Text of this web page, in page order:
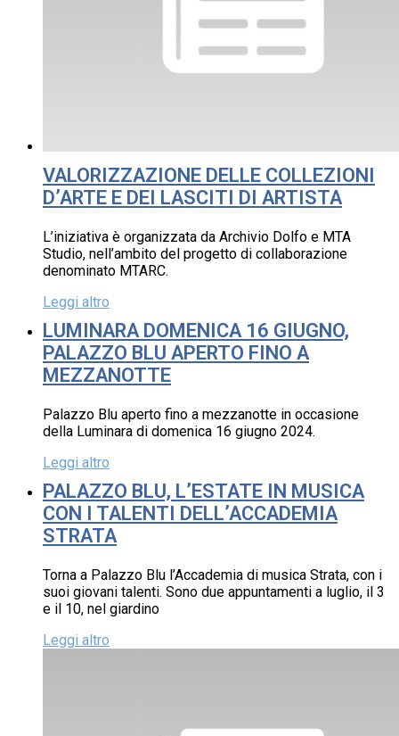
VALORIZZAZIONE DELLE COLLEZIONI
D’ARTE E DEI LASCITI DI ARTISTA
L’iniziativa è organizzata da Archivio Dolfo e MTA
Studio, nell’ambito del progetto di collaborazione
denominato MTARC.
Leggi altro
LUMINARA DOMENICA 16 GIUGNO,
PALAZZO BLU APERTO FINO A
MEZZANOTTE
Palazzo Blu aperto fino a mezzanotte in occasione
della Luminara di domenica 16 giugno 2024.
Leggi altro
PALAZZO BLU, L’ESTATE IN MUSICA
CON I TALENTI DELL’ACCADEMIA
STRATA
Torna a Palazzo Blu l’Accademia di musica Strata, con i
suoi giovani talenti. Sono due appuntamenti a luglio, il 3
e il 10, nel giardino
Leggi altro